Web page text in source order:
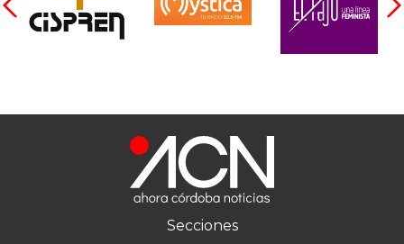
Secciones